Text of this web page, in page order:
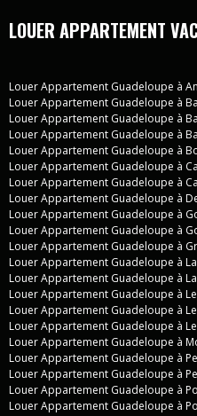
LOUER APPARTEMENT
Louer Appartement Guadeloupe à
Louer Appartement Guadeloupe à
Louer Appartement Guadeloupe à
Louer Appartement Guadeloupe à
Louer Appartement Guadeloupe à
Louer Appartement Guadeloupe à
Louer Appartement Guadeloupe à
Louer Appartement Guadeloupe à
Louer Appartement Guadeloupe à
Louer Appartement Guadeloupe à
Louer Appartement Guadeloupe à
Louer Appartement Guadeloupe à
Louer Appartement Guadeloupe à
Louer Appartement Guadeloupe à
Louer Appartement Guadeloupe à
Louer Appartement Guadeloupe à
Louer Appartement Guadeloupe à
Louer Appartement Guadeloupe à
Louer Appartement Guadeloupe à
Louer Appartement Guadeloupe à
Louer Appartement Guadeloupe à